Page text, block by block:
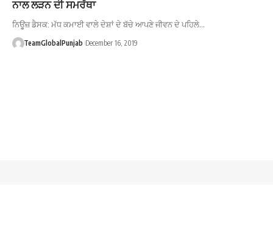
ਨਾਲ ਲੜਨ ਦੀ ਸਮਰੱਥਾ
ਨਿਊਜ਼ ਡੈਸਕ: ਮੱਧ ਕਮਾਈ ਵਾਲੇ ਦੇਸ਼ਾਂ ਦੇ ਬੱਚੇ ਆਪਣੇ ਜੀਵਨ ਦੇ ਪਹਿਲੇ…
TeamGlobalPunjab December 16, 2019